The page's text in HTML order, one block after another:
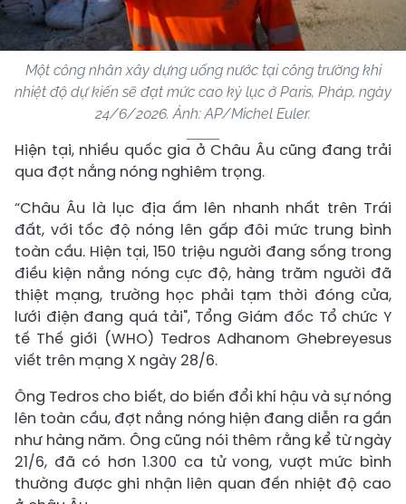
Một công nhân xây dựng uống nước tại công trường khi
nhiệt độ dự kiến ​​sẽ đạt mức cao kỷ lục ở Paris, Pháp, ngày
24/6/2026. Ảnh: AP/Michel Euler.
Hiện tại, nhiều quốc gia ở Châu Âu cũng đang trải
qua đợt nắng nóng nghiêm trọng.
“Châu Âu là lục địa ấm lên nhanh nhất trên Trái
đất, với tốc độ nóng lên gấp đôi mức trung bình
toàn cầu. Hiện tại, 150 triệu người đang sống trong
điều kiện nắng nóng cực độ, hàng trăm người đã
thiệt mạng, trường học phải tạm thời đóng cửa,
lưới điện đang quá tải", Tổng Giám đốc Tổ chức Y
tế Thế giới (WHO) Tedros Adhanom Ghebreyesus
viết trên mạng X ngày 28/6.
Ông Tedros cho biết, do biến đổi khí hậu và sự nóng
lên toàn cầu, đợt nắng nóng hiện đang diễn ra gần
như hàng năm. Ông cũng nói thêm rằng kể từ ngày
21/6, đã có hơn 1.300 ca tử vong, vượt mức bình
thường được ghi nhận liên quan đến nhiệt độ cao